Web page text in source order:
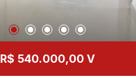
R$ 540.000,00 V